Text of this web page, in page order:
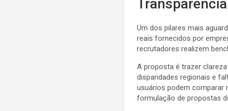
Um dos pilares mais
reais fornecidos por
recrutadores realizem
A proposta é trazer
disparidades regionais e
usuários podem comparar
formulação de propostas